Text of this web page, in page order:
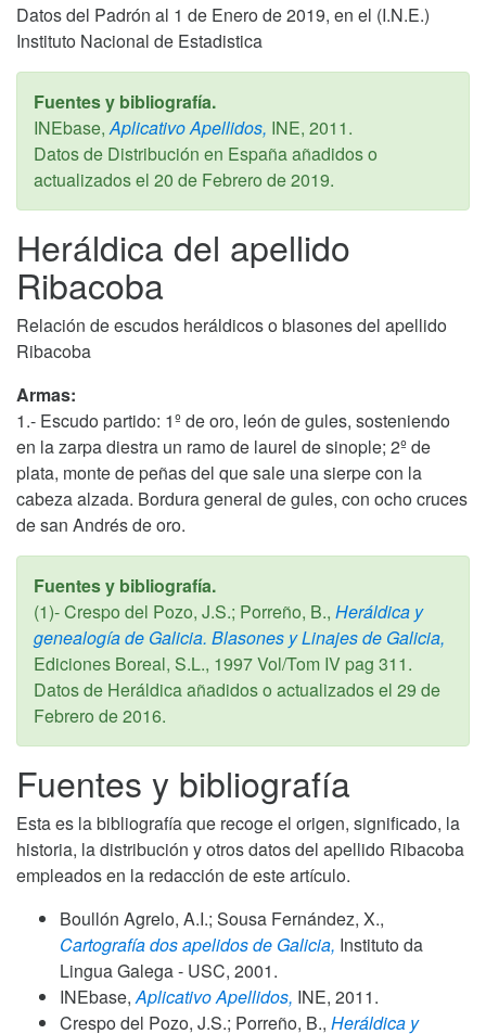
Datos del Padrón al 1 de Enero de 2019, en el (I.N.E.)
Instituto Nacional de Estadistica
Fuentes y bibliografía.
INEbase,Aplicativo Apellidos, INE, 2011.
Datos de Distribución en España añadidos o
actualizados el 20 de Febrero de 2019.
Heráldica del apellido
Ribacoba
Relación de escudos heráldicos o blasones del apellido
Ribacoba
Armas:
1.- Escudo partido: 1º de oro, león de gules, sosteniendo
en la zarpa diestra un ramo de laurel de sinople; 2º de
plata, monte de peñas del que sale una sierpe con la
cabeza alzada. Bordura general de gules, con ocho cruces
de san Andrés de oro.
Fuentes y bibliografía.
(1)- Crespo del Pozo, J.S.; Porreño, B., Heráldica y
genealogía de Galicia. Blasones y Linajes de Galicia,
Ediciones Boreal, S.L., 1997Vol/Tom IV pag 311.
Datos de Heráldica añadidos o actualizados el 29 de
Febrero de 2016.
Fuentes y bibliografía
Esta es la bibliografía que recoge el origen, significado, la
historia, la distribución y otros datos del apellido Ribacoba
empleados en la redacción de este artículo.
Boullón Agrelo, A.I.; Sousa Fernández, X.,
Cartografía dos apelidos de Galicia, Instituto da
Lingua Galega - USC, 2001.
INEbase,Aplicativo Apellidos, INE, 2011.
Crespo del Pozo, J.S.; Porreño, B., Heráldica y